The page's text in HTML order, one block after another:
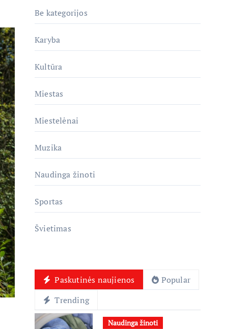
Be kategorijos
Karyba
Kultūra
Miestas
Miestelėnai
Muzika
Naudinga žinoti
Sportas
Švietimas
Paskutinės naujienos
Popular
Trending
Naudinga žinoti